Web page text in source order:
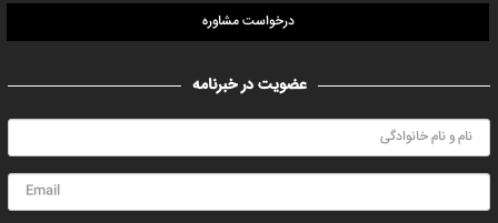
درخواست مشاوره
عضویت در خبرنامه